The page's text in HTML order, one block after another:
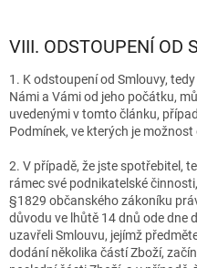
VIII. ODSTOUPENÍ OD
1. K odstoupení od Smlouvy,
Námi a Vámi od jeho počátku,
uvedenými v tomto článku,
Podmínek, ve kterých je
2. V případě, že jste spotřebitel,
rámec své podnikatelské
§1829 občanského zákoníku
důvodu ve lhůtě 14 dnů ode dne
uzavřeli Smlouvu, jejímž
dodání několika částí Zboží,